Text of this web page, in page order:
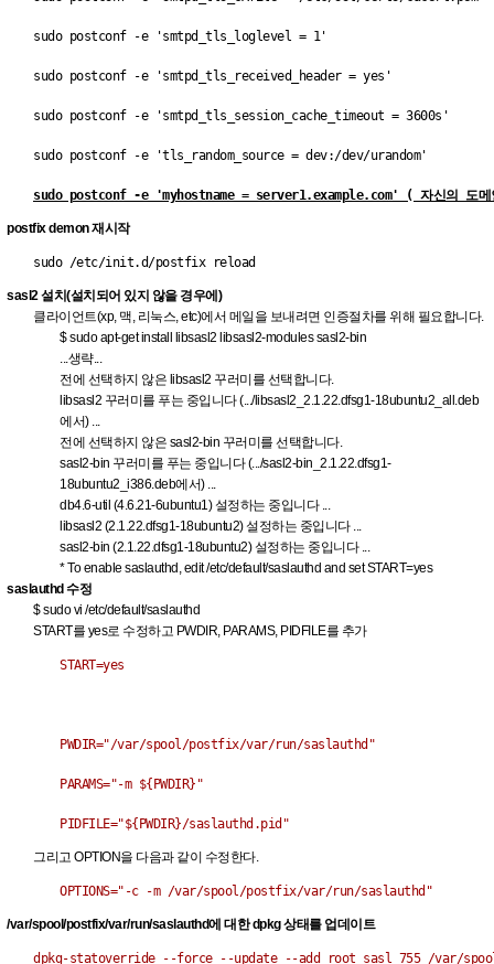
sudo postconf -e 'smtpd_tls_loglevel = 1'
sudo postconf -e 'smtpd_tls_received_header = yes'
sudo postconf -e 'smtpd_tls_session_cache_timeout = 3600s'
sudo postconf -e 'tls_random_source = dev:/dev/urandom'
sudo postconf -e 'myhostname = server1.example.com' ( 자신의 도
postfix demon 재시작
sudo /etc/init.d/postfix reload
sasl2 설치(설치되어 있지 않을 경우에)
클라이언트(xp, 맥, 리눅스, etc)에서 메일을 보내려면 인증절차를 위해 필요합니다.
$ sudo apt-get install libsasl2 libsasl2-modules sasl2-bin
...생략...
전에 선택하지 않은 libsasl2 꾸러미를 선택합니다.
libsasl2 꾸러미를 푸는 중입니다 (.../libsasl2_2.1.22.dfsg1-18ubuntu2_all.deb
에서) ...
전에 선택하지 않은 sasl2-bin 꾸러미를 선택합니다.
sasl2-bin 꾸러미를 푸는 중입니다 (.../sasl2-bin_2.1.22.dfsg1-
18ubuntu2_i386.deb에서) ...
db4.6-util (4.6.21-6ubuntu1) 설정하는 중입니다 ...
libsasl2 (2.1.22.dfsg1-18ubuntu2) 설정하는 중입니다 ...
sasl2-bin (2.1.22.dfsg1-18ubuntu2) 설정하는 중입니다 ...
* To enable saslauthd, edit /etc/default/saslauthd and set START=yes
saslauthd 수정
$ sudo vi /etc/default/saslauthd
START를 yes로 수정하고 PWDIR, PARAMS, PIDFILE를 추가
START=yes
PWDIR="/var/spool/postfix/var/run/saslauthd"
PARAMS="-m ${PWDIR}"
PIDFILE="${PWDIR}/saslauthd.pid"
그리고 OPTION을 다음과 같이 수정한다.
OPTIONS="-c -m /var/spool/postfix/var/run/saslauthd"
/var/spool/postfix/var/run/saslauthd에 대한 dpkg 상태를 업데이트
dpkg-statoverride --force --update --add root sasl 755 /var/